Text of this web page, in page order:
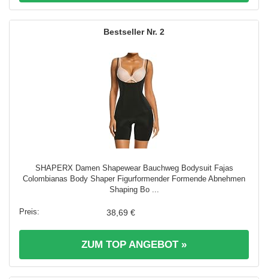
2
SHAPERX Damen Shapewear Bauchweg Bodysuit Fajas
Colombianas Body Shaper Figurformender Formende Abnehmen
Shaping Bo ...
38,69 €
ZUM TOP ANGEBOT »